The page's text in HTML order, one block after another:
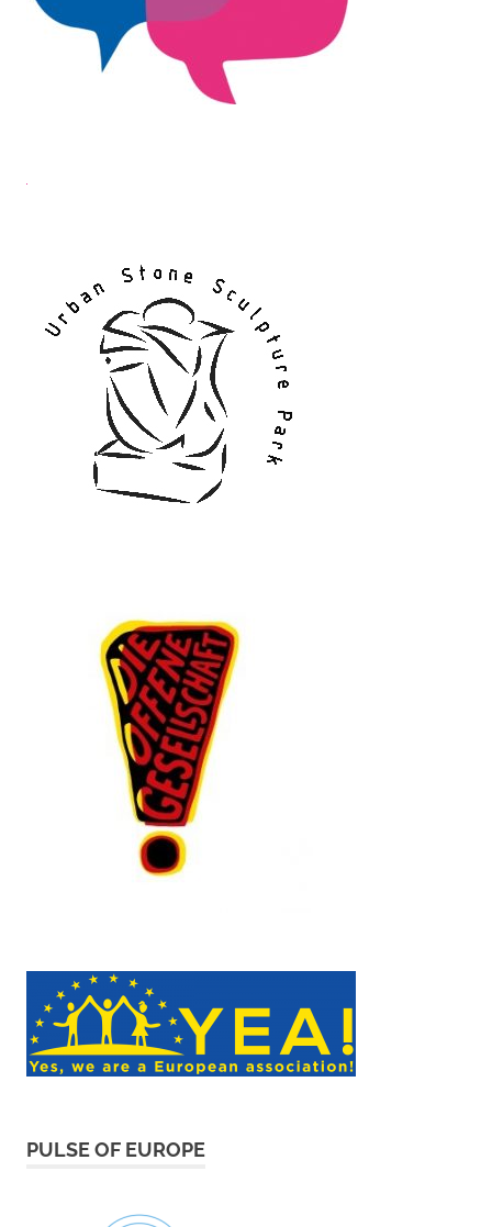
PULSE OF EUROPE